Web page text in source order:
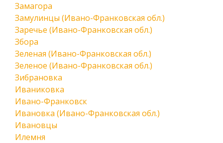
Замагора
Замулинцы (Ивано-Франковская обл.)
Заречье (Ивано-Франковская обл.)
Збора
Зеленая (Ивано-Франковская обл.)
Зеленое (Ивано-Франковская обл.)
Зибрановка
Иваниковка
Ивано-Франковск
Ивановка (Ивано-Франковская обл.)
Ивановцы
Илемня